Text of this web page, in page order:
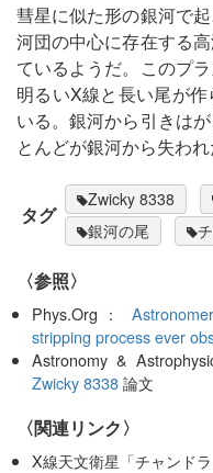
彗星に似た形の銀河で
河団の中心に存在する
ているようだ。このプ
明るいX線と長い尾が
いる。銀河から引きは
とんどが銀河から失わ
タグ
Zwicky 8338
銀河の尾
〈参照〉
Phys.Org：
stripping process ever
Astronomy &
Zwicky 8338論文
〈関連リンク〉
X線天文衛星「チャンドラ